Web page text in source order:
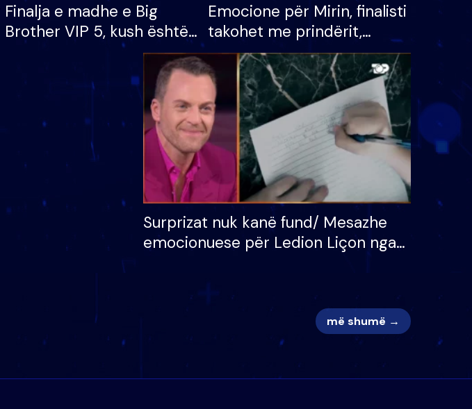
Finalja e madhe e Big
Brother VIP 5, kush është
banori i parë që lë shtëpinë
dhe humb mundësinë për
të fituar çmimin e madh
Emocione për Mirin, finalisti
takohet me prindërit,
vajzën dhe bashkëshorten:
S’kemi ndonjë letër divorci
apo jo?
Surprizat nuk kanë fund/ Mesazhe
emocionuese për Ledion Liçon nga
më shumë →